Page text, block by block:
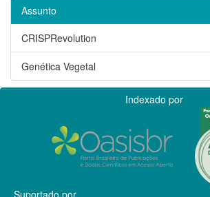
Assunto
CRISPRevolution
Genética Vegetal
Indexado por
Suportado por